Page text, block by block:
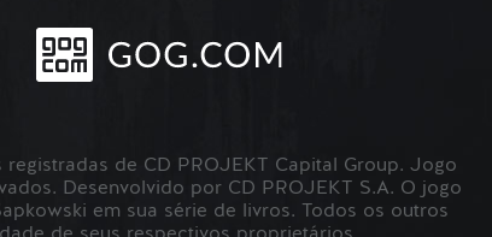
de CD PROJEKT Capital Group. Jogo
Desenvolvido por CD PROJEKT S.A. O jogo
em sua série de livros. Todos os outros